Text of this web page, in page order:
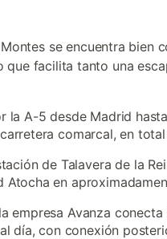
se encuentra bien
que facilita tanto una
la A-5 desde Madrid
comarcal, en
de Talavera de la
Atocha en
empresa Avanza
día, con conexión